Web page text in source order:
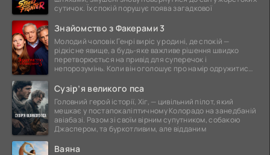
сутичок. Їх спокій порушує поява загадкової
Знайомство з Факерами 3
Молодий чоловік Генрі виріс у родині, де спокій —
рідкісне явище, а будь-яке важливе рішення швидко
перетворюється на привід для суперечок і
непорозумінь. Коли він оголошує про намір одружитися,
Сузір’я великого пса
Головний герой історії, Хіг, — цивільний пілот, який
мешкає у постапокаліптичному Колорадо на занедбаній
авіабазі. Разом зі своїм вірним супутником, собакою
Джаспером, та буркотливим, але відданим
Ваяна